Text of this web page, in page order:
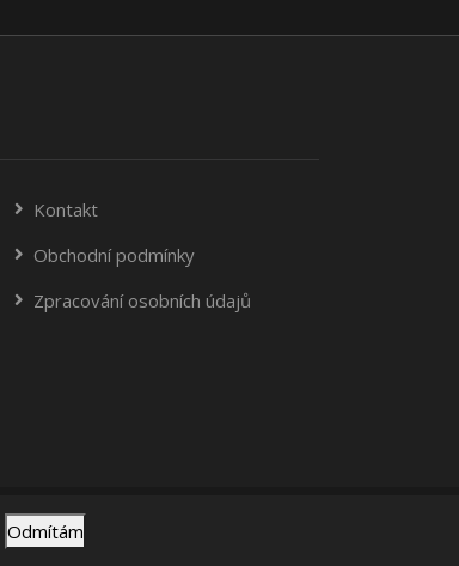
Odmítám
Kontakt
Obchodní podmínky
Zpracování osobních údajů
© 2014-2026 RMCE Services s.r.o.